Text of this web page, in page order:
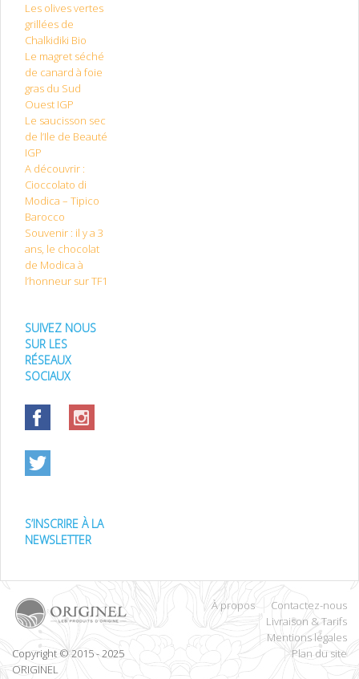
Les olives vertes
grillées de
Chalkidiki Bio
Le magret séché
de canard à foie
gras du Sud
Ouest IGP
Le saucisson sec
de l’Ile de Beauté
IGP
A découvrir :
Cioccolato di
Modica – Tipico
Barocco
Souvenir : il y a 3
ans, le chocolat
de Modica à
l’honneur sur TF1
SUIVEZ NOUS
SUR LES
RÉSEAUX
SOCIAUX
S’INSCRIRE À LA
NEWSLETTER
Copyright © 2015 - 2025
ORIGINEL
À propos
Contactez-nous
Livraison & Tarifs
Mentions légales
Plan du site